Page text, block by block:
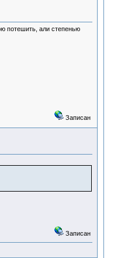
потешить, али степенью
Записан
Записан